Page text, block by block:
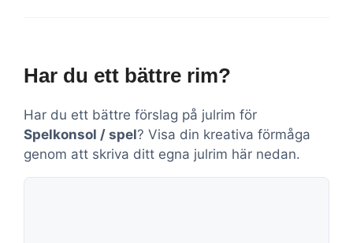
Har du ett bättre rim?
Har du ett bättre förslag på julrim för
Spelkonsol / spel? Visa din kreativa förmåga
genom att skriva ditt egna julrim här nedan.
Kommentar